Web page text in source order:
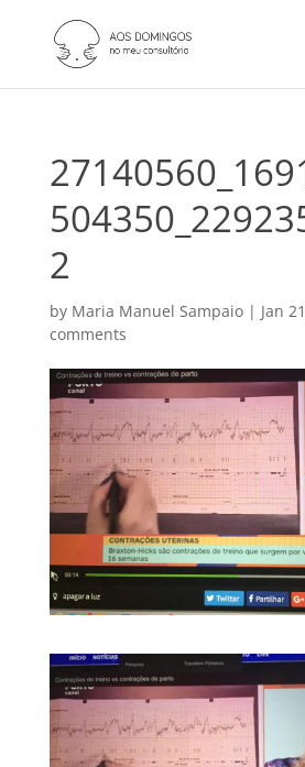
2
by Maria Manuel Sampaio| Jan
comments